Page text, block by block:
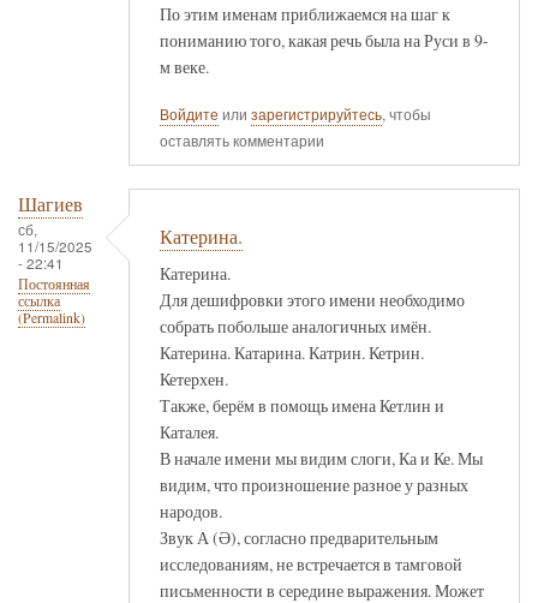
По этим именам приближаемся на шаг к
пониманию того, какая речь была на Руси в 9-
м веке.
Войдите или зарегистрируйтесь, чтобы
оставлять комментарии
Шагиев
сб,
11/15/2025
- 22:41
Постоянная
ссылка
(Permalink)
Катерина.
Катерина.
Для дешифровки этого имени необходимо
собрать побольше аналогичных имён.
Катерина. Катарина. Катрин. Кетрин.
Кетерхен.
Также, берём в помощь имена Кетлин и
Каталея.
В начале имени мы видим слоги, Ка и Ке. Мы
видим, что произношение разное у разных
народов.
Звук А (Ә), согласно предварительным
исследованиям, не встречается в тамговой
письменности в середине выражения. Может